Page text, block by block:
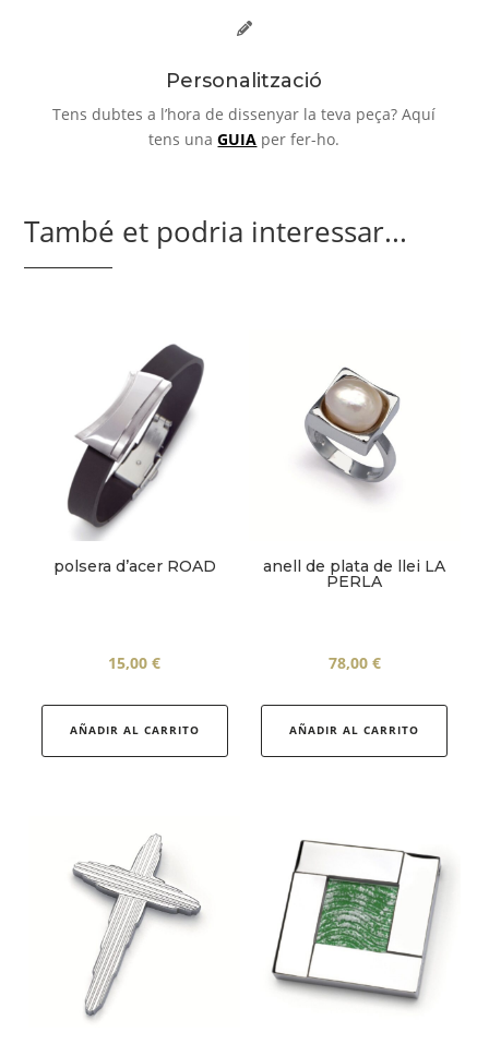
Personalització
Tens dubtes a l’hora de dissenyar la teva peça? Aquí
tens unaGUIA per fer-ho.
També et podria interessar...
polsera d’acer ROAD
15,00€
AÑADIR AL CARRITO
anell de plata de llei LA
PERLA
78,00 €
AÑADIR AL CARRITO